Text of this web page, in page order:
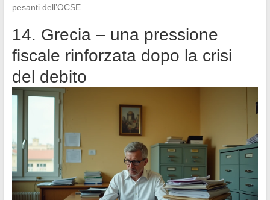
pesanti dell’OCSE.
14. Grecia – una pressione
fiscale rinforzata dopo la crisi
del debito